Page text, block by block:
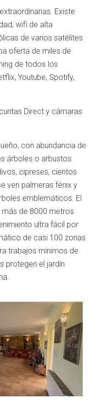
Existe
wifi de alta
de varios satélites
oferta de miles de
de todos los
Youtube, Spotify,
Direct y cámaras
con abundancia de
árboles o arbustos
cipreses, cientos
ven palmeras fénix y
emblemáticos. El
más de 8000 metros
ultra fácil por
de casi 100 zonas
trabajos mínimos de
protegen el jardín